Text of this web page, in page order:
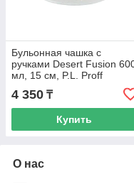
Бульонная чашка с
ручками Desert Fusion
мл, 15 см, P.L. Proff
4 350 ₸
Купить
О нас